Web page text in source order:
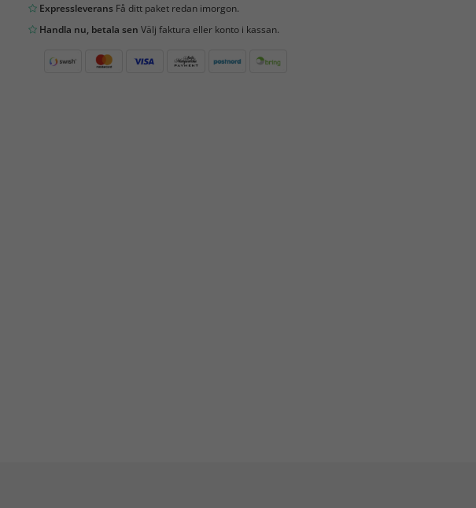
ExpressleveransFå ditt paket redan imorgon.
Handla nu, betala sen Välj faktura eller konto i kassan.